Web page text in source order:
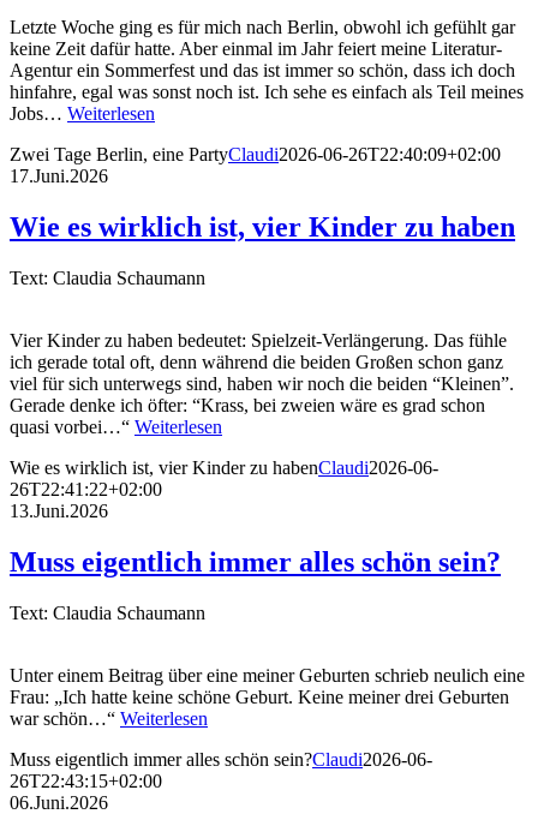
Letzte Woche ging es für mich nach Berlin, obwohl ich gefühlt gar
keine Zeit dafür hatte. Aber einmal im Jahr feiert meine Literatur-
Agentur ein Sommerfest und das ist immer so schön, dass ich doch
hinfahre, egal was sonst noch ist. Ich sehe es einfach als Teil meines
Jobs… Weiterlesen
Zwei Tage Berlin, eine PartyClaudi2026-06-26T22:40:09+02:00
17.Juni.2026
Wie es wirklich ist, vier Kinder zu haben
Text: Claudia Schaumann
Vier Kinder zu haben bedeutet: Spielzeit-Verlängerung. Das fühle
ich gerade total oft, denn während die beiden Großen schon ganz
viel für sich unterwegs sind, haben wir noch die beiden “Kleinen”.
Gerade denke ich öfter: “Krass, bei zweien wäre es grad schon
quasi vorbei…“ Weiterlesen
Wie es wirklich ist, vier Kinder zu habenClaudi2026-06-
26T22:41:22+02:00
13.Juni.2026
Muss eigentlich immer alles schön sein?
Text: Claudia Schaumann
Unter einem Beitrag über eine meiner Geburten schrieb neulich eine
Frau: „Ich hatte keine schöne Geburt. Keine meiner drei Geburten
war schön…“ Weiterlesen
Muss eigentlich immer alles schön sein?Claudi2026-06-
26T22:43:15+02:00
06.Juni.2026